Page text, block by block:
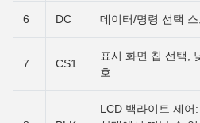
6 DC 데이터/명령 선택 스
7 CS1
표시 화면 칩 선택,
호
LCD 백라이트 제어